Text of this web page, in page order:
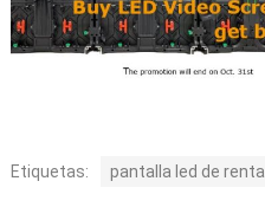
Etiquetas: pantalla led de renta